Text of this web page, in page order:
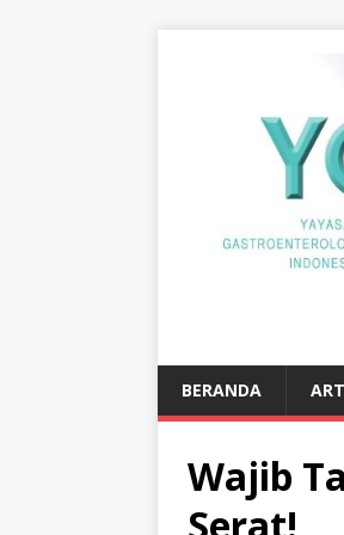
BERANDA
Wajib
Serat!